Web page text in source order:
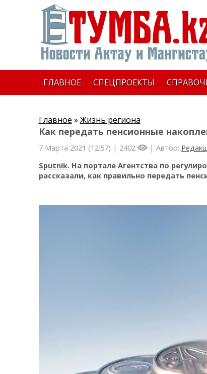
ГЛАВНОЕ СПЕЦПРОЕКТЫ
Главное » Жизнь региона
Как передать пенсионные
7 Марта 2021 (12:57) | 2402 | Автор:
Sputnik. На портале Агентства по
рассказали, как правильно передать